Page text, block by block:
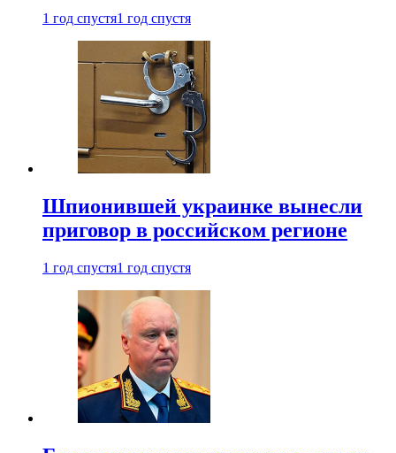
1 год спустя1 год спустя
Шпионившей украинке вынесли
приговор в российском регионе
1 год спустя1 год спустя